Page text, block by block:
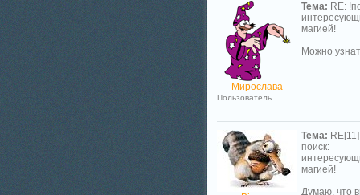
Мирослава
Пользователь
Тема: RE:
магией!
Можно
Тема:
поиск:
магией!
Думаю, что